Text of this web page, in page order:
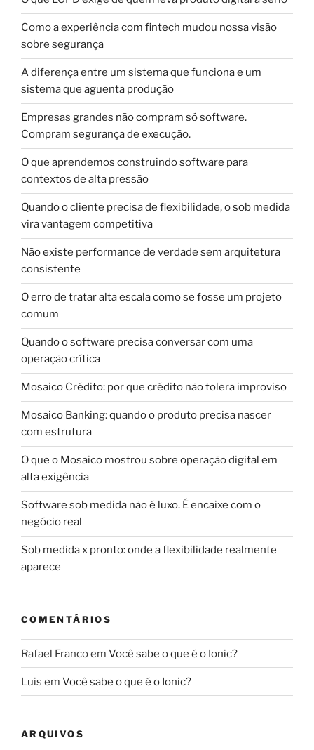
Como a experiência com fintech mudou nossa visão
sobre segurança
A diferença entre um sistema que funciona e um
sistema que aguenta produção
Empresas grandes não compram só software.
Compram segurança de execução.
O que aprendemos construindo software para
contextos de alta pressão
Quando o cliente precisa de flexibilidade, o sob medida
vira vantagem competitiva
Não existe performance de verdade sem arquitetura
consistente
O erro de tratar alta escala como se fosse um projeto
comum
Quando o software precisa conversar com uma
operação crítica
Mosaico Crédito: por que crédito não tolera improviso
Mosaico Banking: quando o produto precisa nascer
com estrutura
O que o Mosaico mostrou sobre operação digital em
alta exigência
Software sob medida não é luxo. É encaixe com o
negócio real
Sob medida x pronto: onde a flexibilidade realmente
aparece
COMENTÁRIOS
Rafael Francoem Você sabe o que é o Ionic?
Luis em Você sabe o que é o Ionic?
ARQUIVOS